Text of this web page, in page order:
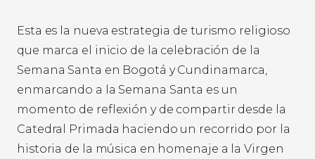
Esta es la nueva estrategia de turismo religioso
que marca el inicio de la celebración de la
Semana Santa en Bogotá y Cundinamarca,
enmarcando a la Semana Santa es un
momento de reflexión y de compartir desde la
Catedral Primada haciendo un recorrido por la
historia de la música en homenaje a la Virgen